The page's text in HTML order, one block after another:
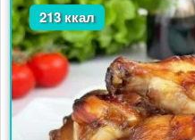
213 ккал